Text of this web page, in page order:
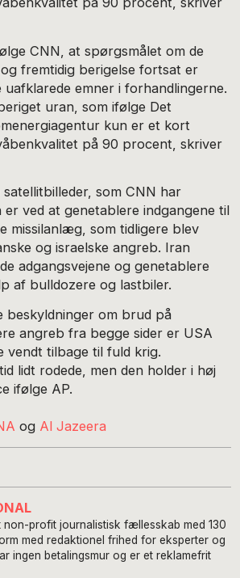
CNN, at spørgsmålet om de
fremtidig berigelse fortsat er
uafklarede emner i forhandlingerne.
uran, som ifølge Det
kun er et kort
på 90 procent, skriver
satellitbilleder, som CNN har
ved at genetablere indgangene til
missilanlæg, som tidligere blev
og israelske angreb. Iran
adgangsvejene og genetablere
af bulldozere og lastbiler.
beskyldninger om brud på
angreb fra begge sider er USA
vendt tilbage til fuld krig.
lidt rodede, men den holder i høj
ifølge AP.
og Al Jazeera
profit journalistisk fællesskab med 130
med redaktionel frihed for eksperter og
ingen betalingsmur og er et reklamefrit